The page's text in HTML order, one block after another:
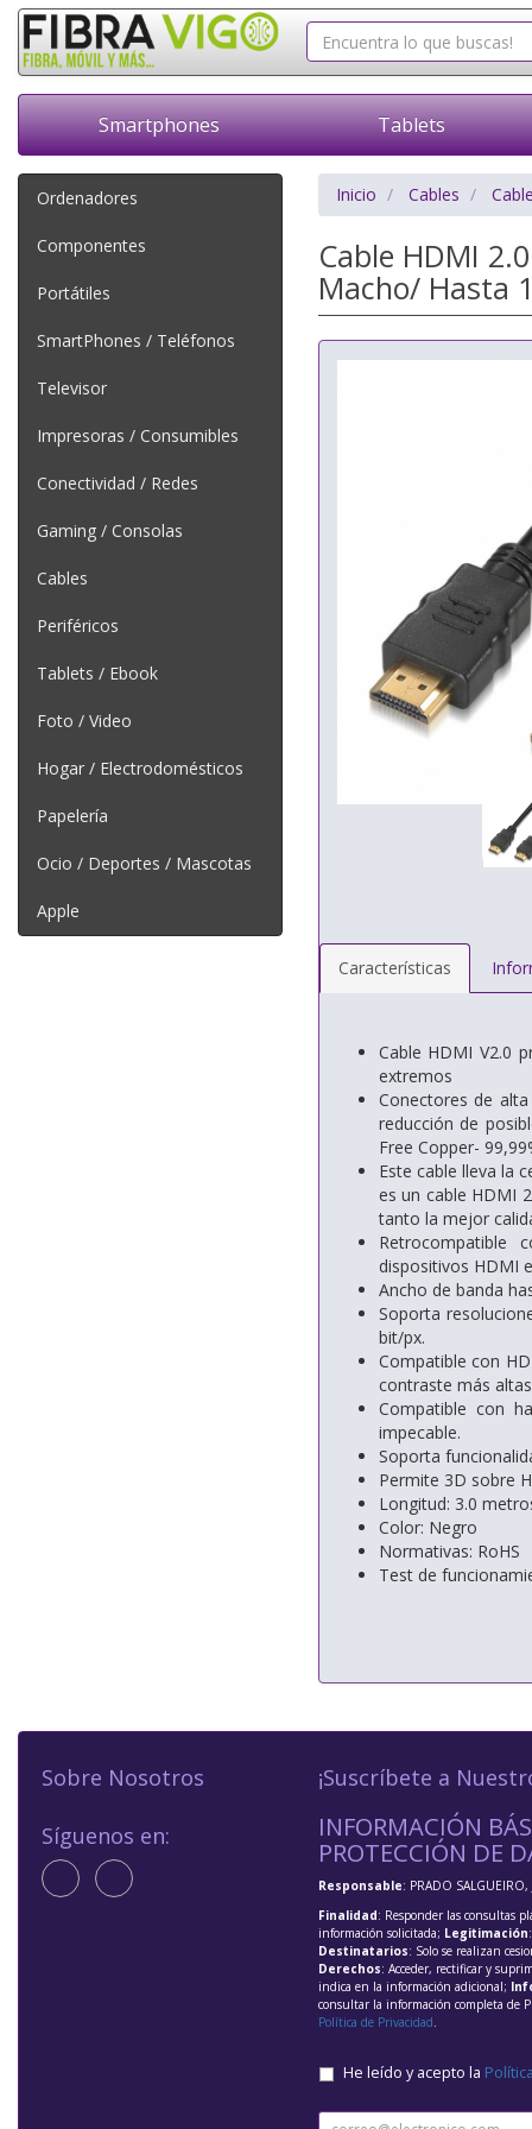
Smartphones Tablets
Ordenadores
Componentes
Portátiles
SmartPhones / Teléfonos
Televisor
Impresoras / Consumibles
Conectividad / Redes
Gaming / Consolas
Cables
Periféricos
Tablets / Ebook
Foto / Video
Hogar / Electrodomésticos
Papelería
Ocio / Deportes / Mascotas
Apple
Inicio Cables
Cable HDMI
Macho/ Hasta
Características
Cable HDMI V2.0
extremos
Conectores de
reducción de
Free Copper-
Este cable lleva la
es un cable HDMI
tanto la mejor
dispositivos HDMI
Ancho de banda
Soporta
bit/px.
Compatible con
contraste más
Compatible con
impecable.
Soporta
Permite 3D sobre
Longitud: 3.0
Color: Negro
Normativas: RoHS
Test de
Sobre Nosotros
Síguenos en:
¡Suscríbete a
INFORMACIÓN
PROTECCIÓN DE
Responsable: PRADO SALGUEIRO,
Finalidad: Responder las consultas
información solicitada; Legitimación
Destinatarios: Solo se realizan
Derechos: Acceder, rectificar y
indica en la información adicional;
consultar la información completa de
Política de Privacidad.
He leído y acepto la